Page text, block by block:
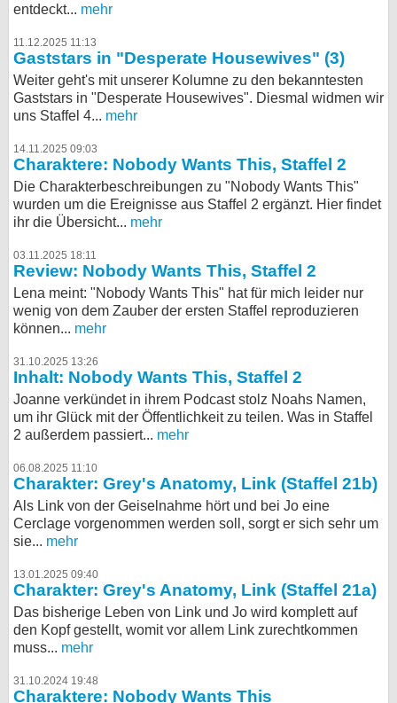
entdeckt... mehr
11.12.2025 11:13
Gaststars in "Desperate Housewives" (3)
Weiter geht's mit unserer Kolumne zu den bekanntesten
Gaststars in "Desperate Housewives". Diesmal widmen wir
uns Staffel 4... mehr
14.11.2025 09:03
Charaktere: Nobody Wants This, Staffel 2
Die Charakterbeschreibungen zu "Nobody Wants This"
wurden um die Ereignisse aus Staffel 2 ergänzt. Hier findet
ihr die Übersicht... mehr
03.11.2025 18:11
Review: Nobody Wants This, Staffel 2
Lena meint: "Nobody Wants This" hat für mich leider nur
wenig von dem Zauber der ersten Staffel reproduzieren
können... mehr
31.10.2025 13:26
Inhalt: Nobody Wants This, Staffel 2
Joanne verkündet in ihrem Podcast stolz Noahs Namen,
um ihr Glück mit der Öffentlichkeit zu teilen. Was in Staffel
2 außerdem passiert... mehr
06.08.2025 11:10
Charakter: Grey's Anatomy, Link (Staffel 21b)
Als Link von der Geiselnahme hört und bei Jo eine
Cerclage vorgenommen werden soll, sorgt er sich sehr um
sie... mehr
13.01.2025 09:40
Charakter: Grey's Anatomy, Link (Staffel 21a)
Das bisherige Leben von Link und Jo wird komplett auf
den Kopf gestellt, womit vor allem Link zurechtkommen
muss... mehr
31.10.2024 19:48
Charaktere: Nobody Wants This